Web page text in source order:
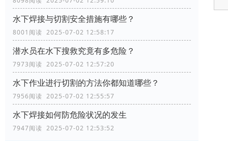
水下焊接与切割安全措施有哪些？
8001阅读 2025-07-02 12:58:17
潜水员在水下搜救究竟有多危险？
7973阅读 2025-07-02 12:57:20
水下作业进行切割的方法你都知道哪些？
7956阅读 2025-07-02 12:55:57
水下焊接如何防危险状况的发生
7947阅读 2025-07-02 12:53:52